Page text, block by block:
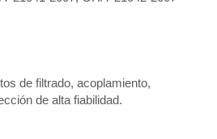
de filtrado, acoplamiento,
de alta fiabilidad.